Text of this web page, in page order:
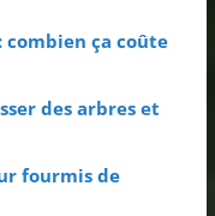
ça coûte
des arbres et
fourmis de